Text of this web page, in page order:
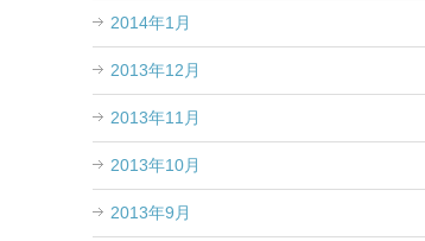
2014年1月
2013年12月
2013年11月
2013年10月
2013年9月